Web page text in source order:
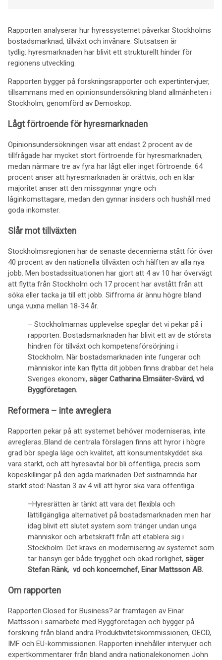
Rapporten analyserar hur hyressystemet påverkar Stockholms
bostadsmarknad, tillväxt och invånare. Slutsatsen är
tydlig: hyresmarknaden har blivit ett strukturellt hinder för
regionens utveckling.
Rapporten bygger på forskningsrapporter och expertintervjuer,
tillsammans med en opinionsundersökning bland allmänheten i
Stockholm, genomförd av Demoskop.
Lågt förtroende för hyresmarknaden
Opinionsundersökningen visar att endast 2 procent av de
tillfrågade har mycket stort förtroende för hyresmarknaden,
medan närmare tre av fyra har lågt eller inget förtroende. 64
procent anser att hyresmarknaden är orättvis, och en klar
majoritet anser att den missgynnar yngre och
låginkomsttagare, medan den gynnar insiders och hushåll med
goda inkomster.
Slår mot tillväxten
Stockholmsregionen har de senaste decennierna stått för över
40 procent av den nationella tillväxten och hälften av alla nya
jobb. Men bostadssituationen har gjort att 4 av 10 har övervägt
att flytta från Stockholm och 17 procent har avstått från att
söka eller tacka ja till ett jobb. Siffrorna är ännu högre bland
unga vuxna mellan 18-34 år.
– Stockholmarnas upplevelse speglar det vi pekar på i
rapporten. Bostadsmarknaden har blivit ett av de största
hindren för tillväxt och kompetensförsörjning i
Stockholm. När bostadsmarknaden inte fungerar och
människor inte kan flytta dit jobben finns drabbar det hela
Sveriges ekonomi, säger Catharina Elmsäter-Svärd, vd
Byggföretagen.
Reformera – inte avreglera
Rapporten pekar på att systemet behöver moderniseras, inte
avregleras. Bland de centrala förslagen finns att hyror i högre
grad bör spegla läge och kvalitet, att konsumentskyddet ska
vara starkt, och att hyresavtal bör bli offentliga, precis som
köpeskillingar på den ägda marknaden. Det sistnämnda har
starkt stöd: Nästan 3 av 4 vill att hyror ska vara offentliga.
–Hyresrätten är tänkt att vara det flexibla och
lättillgängliga alternativet på bostadsmarknaden men har
idag blivit ett slutet system som tränger undan unga
människor och arbetskraft från att etablera sig i
Stockholm. Det krävs en modernisering av systemet som
tar hänsyn ger både trygghet och ökad rörlighet, säger
Stefan Ränk, vd och koncernchef, Einar Mattsson AB.
Om rapporten
Rapporten Closed for Business? är framtagen av Einar
Mattsson i samarbete med Byggföretagen och bygger på
forskning från bland andra Produktivitetskommissionen, OECD,
IMF och EU-kommissionen. Rapporten innehåller intervjuer och
expertkommentarer från bland andra nationalekonomen John